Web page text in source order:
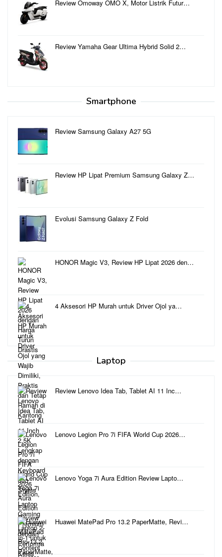
Review Omoway OMO X, Motor Listrik Futur…
Review Yamaha Gear Ultima Hybrid Solid 2…
Smartphone
Review Samsung Galaxy A27 5G
Review HP Lipat Premium Samsung Galaxy Z…
Evolusi Samsung Galaxy Z Fold
HONOR Magic V3, Review HP Lipat 2026 den…
4 Aksesori HP Murah untuk Driver Ojol ya…
Laptop
Review Lenovo Idea Tab, Tablet AI 11 Inc…
Lenovo Legion Pro 7i FIFA World Cup 2026…
Lenovo Yoga 7i Aura Edition Review Lapto…
Huawei MatePad Pro 13.2 PaperMatte, Revi…